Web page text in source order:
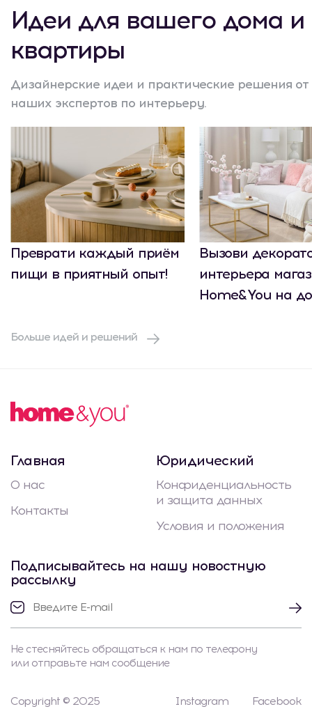
Идеи для вашего дома и
квартиры
Дизайнерские идеи и практические решения от
наших экспертов по интерьеру.
Преврати каждый приём
пищи в приятный опыт!
Вызови
интерьера
Home&You на
Больше идей и решений
Главная
О нас
Контакты
Юридический
Конфиденциальность
и защита данных
Условия и положения
Подписывайтесь на нашу новостную
рассылку
Не стесняйтесь обращаться к нам по телефону
или отправьте нам сообщение
Copyright © 2025 Instagram Facebook